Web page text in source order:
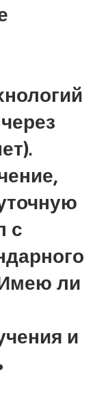
с
ли
и